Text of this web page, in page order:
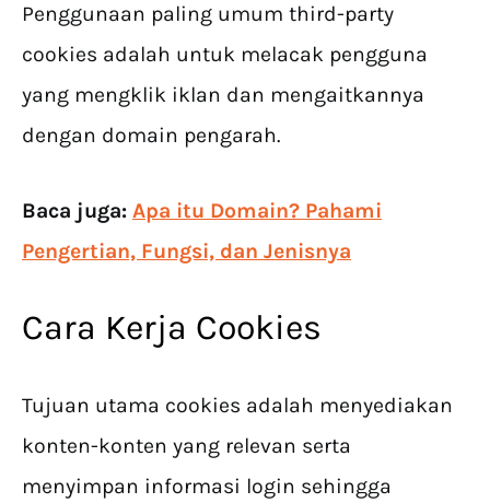
Penggunaan paling umum third-party
cookies adalah untuk melacak pengguna
yang mengklik iklan dan mengaitkannya
dengan domain pengarah.
Baca juga: Apa itu Domain? Pahami
Pengertian, Fungsi, dan Jenisnya
Cara Kerja Cookies
Tujuan utama cookies adalah menyediakan
konten-konten yang relevan serta
menyimpan informasi login sehingga